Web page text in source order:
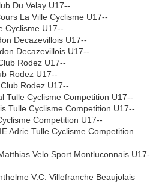
Du Velay U17--
La Ville Cyclisme U17--
Cyclisme U17--
Decazevillois U17--
Decazevillois U17--
Rodez U17--
Rodez U17--
Rodez U17--
Tulle Cyclisme Competition U17--
Tulle Cyclisme Competition U17--
Competition U17--
Adrie Tulle Cyclisme Competition
Velo Sport Montluconnais U17-
V.C. Villefranche Beaujolais